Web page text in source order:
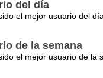
del día
el mejor usuario del día
de la semana
el mejor usuario de la